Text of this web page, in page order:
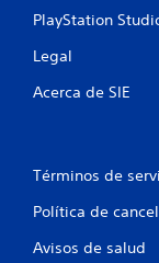
PlayStation
Legal
Acerca de SIE
Términos de
Política de
Avisos de salud